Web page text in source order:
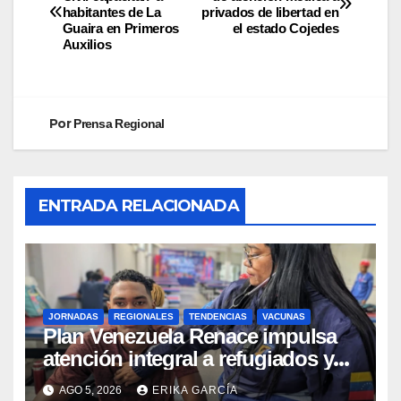
privados de libertad en
el estado Cojedes
habitantes de La
Guaira en Primeros
Auxilios
PorPrensa Regional
ENTRADA RELACIONADA
JORNADAS REGIONALES TENDENCIAS VACUNAS
​Plan Venezuela Renace impulsa
atención integral a refugiados y
evaluación de vacunación en
AGO 5, 2026 ERIKA GARCÍA